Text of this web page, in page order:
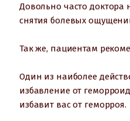
Довольно часто
снятия болевых
Так же, пациентам
Один из наиболее
избавление от
избавит вас от геморроя.